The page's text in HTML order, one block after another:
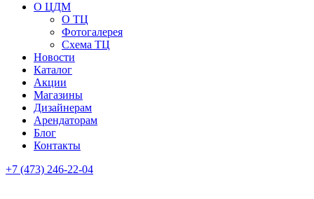
О ЦДМ
О ТЦ
Фотогалерея
Схема ТЦ
Новости
Каталог
Акции
Магазины
Дизайнерам
Арендаторам
Блог
Контакты
+7 (473) 246-22-04